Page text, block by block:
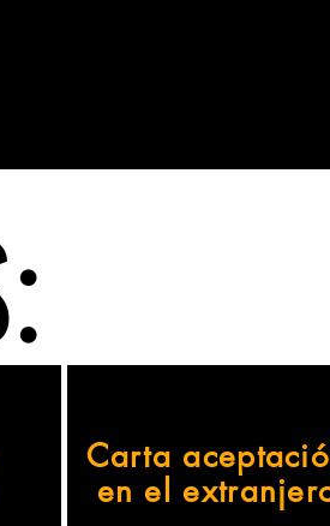
Carta
en el